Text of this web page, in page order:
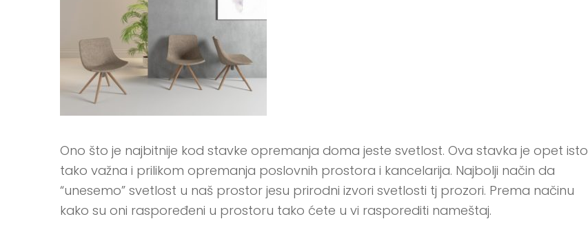
Ono što je najbitnije kod stavke opremanja doma jeste svetlost. Ova stavka je opet isto
tako važna i prilikom opremanja poslovnih prostora i kancelarija. Najbolji način da
“unesemo” svetlost u naš prostor jesu prirodni izvori svetlosti tj prozori. Prema načinu
kako su oni raspoređeni u prostoru tako ćete u vi rasporediti nameštaj.